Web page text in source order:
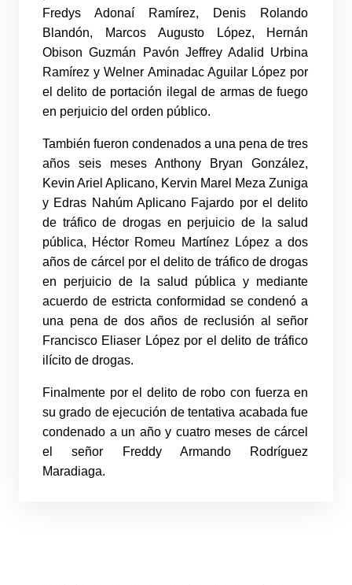
Fredys Adonaí Ramírez, Denis Rolando
Blandón, Marcos Augusto López, Hernán
Obison Guzmán Pavón Jeffrey Adalid Urbina
Ramírez y Welner Aminadac Aguilar López por
el delito de portación ilegal de armas de fuego
en perjuicio del orden público.
También fueron condenados a una pena de tres
años seis meses Anthony Bryan González,
Kevin Ariel Aplicano, Kervin Marel Meza Zuniga
y Edras Nahúm Aplicano Fajardo por el delito
de tráfico de drogas en perjuicio de la salud
pública, Héctor Romeu Martínez López a dos
años de cárcel por el delito de tráfico de drogas
en perjuicio de la salud pública y mediante
acuerdo de estricta conformidad se condenó a
una pena de dos años de reclusión al señor
Francisco Eliaser López por el delito de tráfico
ilícito de drogas.
Finalmente por el delito de robo con fuerza en
su grado de ejecución de tentativa acabada fue
condenado a un año y cuatro meses de cárcel
el señor Freddy Armando Rodríguez
Maradiaga.